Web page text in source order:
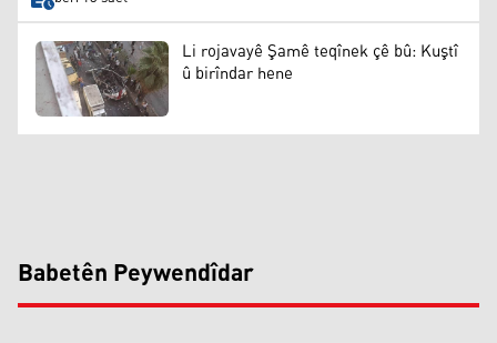
Li rojavayê Şamê teqînek çê bû: Kuştî
û birîndar hene
Babetên Peywendîdar